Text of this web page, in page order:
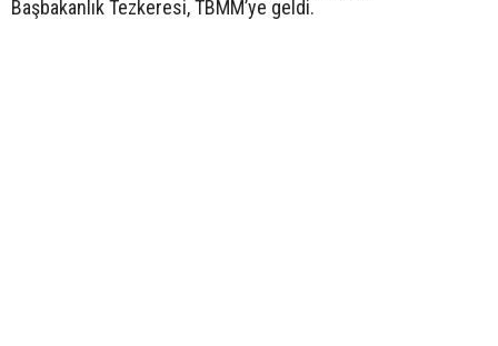
Başbakanlık Tezkeresi, TBMM’ye geldi.